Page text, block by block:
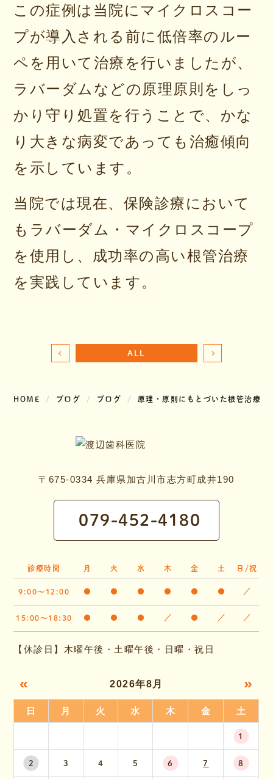
この症例は当院にマイクロスコー
プが導入される前に低倍率のルー
ペを用いて治療を行いましたが、
ラバーダムなどの原理原則をしっ
かり守り処置を行うことで、かな
り大きな病変であっても治癒傾向
を示しています。
当院では現在、保険診療において
もラバーダム・マイクロスコープ
を使用し、成功率の高い根管治療
を実践しています。
ALL
HOME ブログ ブログ 原理・原則にもとづいた根管治療
〒675-0334 兵庫県加古川市志方町成井190
079-452-4180
診療時間 月 火 水 木 金 土 日/祝
9:00～12:00 ● ● ● ● ● ● ／
15:00～18:30 ● ● ● ／ ● ／ ／
【休診日】木曜午後・土曜午後・日曜・祝日
« 2026年8月 »
日 月 火 水 木 金 土
1
2 3 4 5 6 7 8